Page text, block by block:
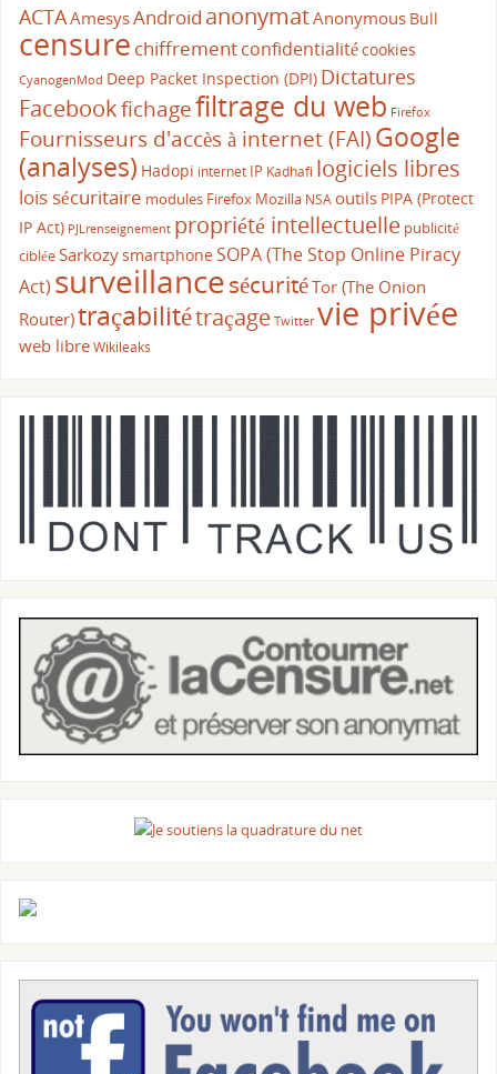
ACTAAmesysAndroid anonymatAnonymous Bull
censure chiffrementconfidentialitécookies
CyanogenMod Deep Packet Inspection (DPI) Dictatures
Facebookfichagefiltrage du web Firefox
Fournisseurs d'accès à internet (FAI)Google
(analyses) Hadopi internet IP Kadhafi logiciels libres
lois sécuritaire modules Firefox Mozilla NSA outils PIPA (Protect
IP Act) PJLrenseignement propriété intellectuelle publicité
cibléeSarkozysmartphoneSOPA (The Stop Online Piracy
Act) surveillancesécuritéTor (The Onion
Router)traçabilitétraçage Twitter vie privée
web libreWikileaks